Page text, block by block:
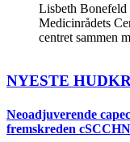
Lisbeth Bonefeld
Medicinrådets
centret sammen
NYESTE
Neoadjuverende
fremskreden cSCCHN